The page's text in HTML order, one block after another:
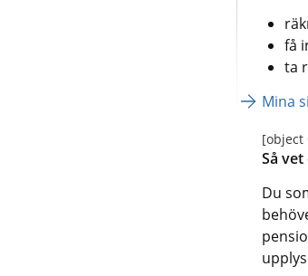
få
ta
Mina
[object
Så
Du